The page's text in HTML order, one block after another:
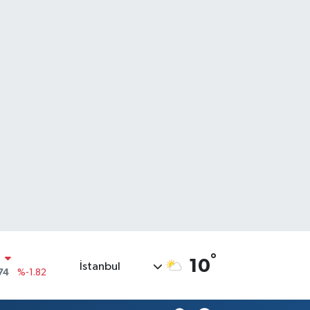
%0.02
%0.19
İstanbul 10°